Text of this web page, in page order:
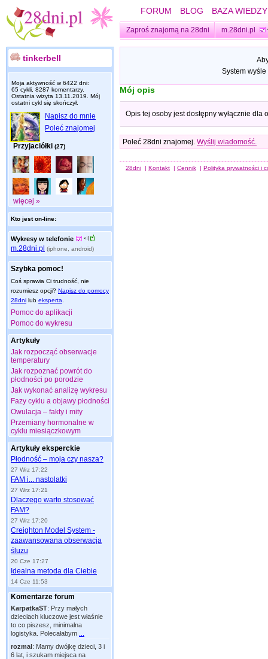
FORUM BLOG BAZA WIEDZY
Zaproś znajomą na 28dni m.28dni.pl
tinkerbell
Moja aktywność w 6422 dni:
65 cykli, 8287 komentarzy.
Ostatnia wizyta 13.11.2019 . Mój
ostatni cykl się skończył.
Napisz do mnie
Poleć znajomej
Przyjaciółki (27)
więcej »
Kto jest on-line:
Wykresy w telefonie
m.28dni.pl (iphone, android)
Szybka pomoc!
Coś sprawia Ci trudność, nie
rozumiesz opcji? Napisz do pomocy
28dni lub eksperta
Pomoc do aplikacji
Pomoc do wykresu
Artykuły
Jak rozpocząć obserwacje
temperatury
Jak rozpoznać powrót do
płodności po porodzie
Jak wykonać analizę wykresu
Fazy cyklu a objawy płodności
Owulacja – fakty i mity
Przemiany hormonalne w
cyklu miesiączkowym
Artykuły eksperckie
Płodność – moja czy nasza?
27 Wrz 17:22
FAM i... nastolatki
27 Wrz 17:21
Dlaczego warto stosować
FAM?
27 Wrz 17:20
Creighton Model System -
zaawansowana obserwacja
śluzu
20 Cze 17:27
Idealna metoda dla Ciebie
14 Cze 11:53
Komentarze forum
KarpatkaST: Przy małych
dzieciach kluczowe jest właśnie
to co piszesz, minimalna
logistyka. Polecałabym
rozmal: Mamy dwójkę dzieci, 3 i
6 lat, i szukam miejsca na
System
Mój opis
Opis tej osoby jest dostępny wyłącznie dla
Poleć 28dni znajomej. Wyślij wiadomość.
28dni | Kontakt | Cennik | Polityka prywatności i